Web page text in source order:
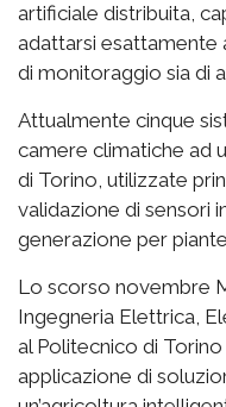
artificiale distribuita,
adattarsi esattamente
di monitoraggio sia di
Attualmente cinque
camere climatiche ad
di Torino, utilizzate
validazione di sensori
generazione per
Lo scorso novembre
Ingegneria Elettrica,
al Politecnico di
applicazione di